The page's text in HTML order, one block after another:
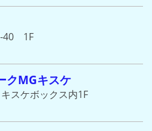
40 1F
クMGキスケ
スケボックス内1F